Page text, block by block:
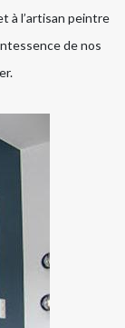
à l’artisan peintre
de nos